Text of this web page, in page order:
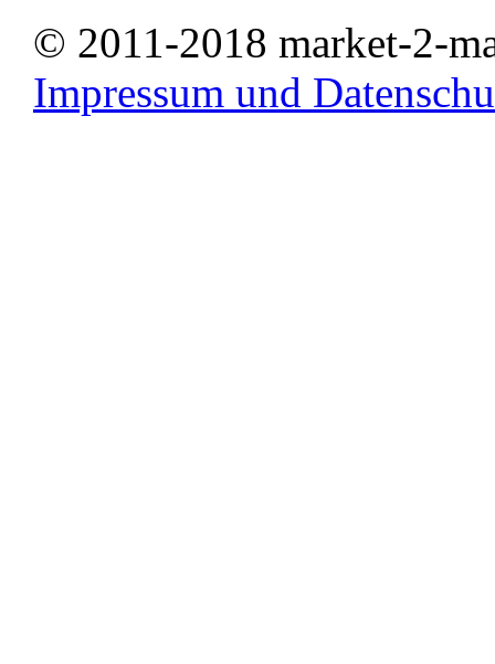
© 2011-2018 market-2-
Impressum und